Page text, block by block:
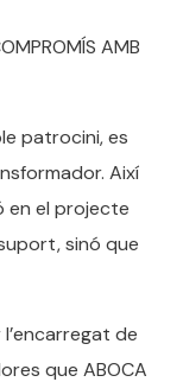
AMB
patrocini, es
Així
en el projecte
sinó que
l’encarregat de
que ABOCA